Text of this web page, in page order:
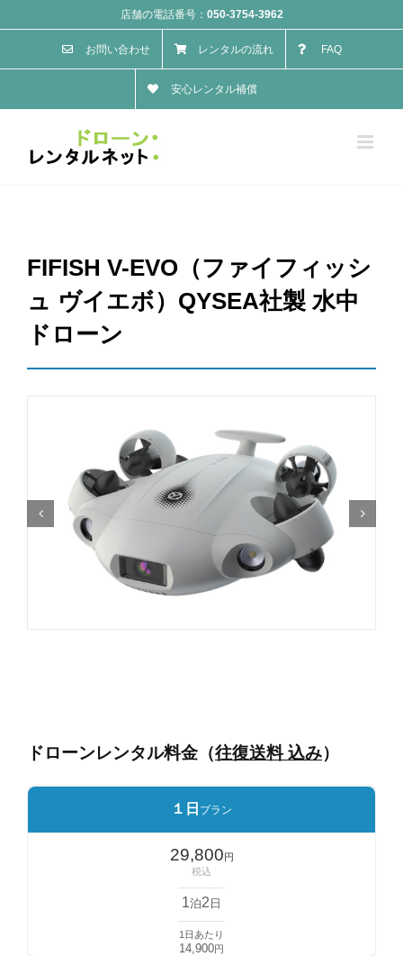
店舗の電話番号： 050-3754-3962
お問い合わせ レンタルの流れ FAQ
安心レンタル補償
FIFISH V-EVO（ファイフィッシ
ュ ヴイエボ）QYSEA社製 水中
ドローン
ドローンレンタル料金（往復送料 込み）
１日 プラン
29,800円
税込
-------------
1泊2 日
-------------
1日あたり
14,900円